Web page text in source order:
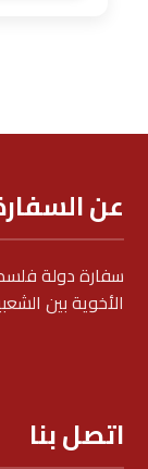
عن
سفارة دولة
الأخوية بين
اتصل بنا